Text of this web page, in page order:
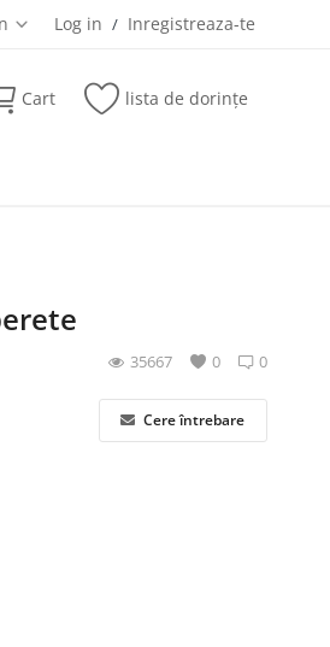
Log in / Inregistreaza-te
Cart lista de dorințe
0
0
35667
Cere întrebare